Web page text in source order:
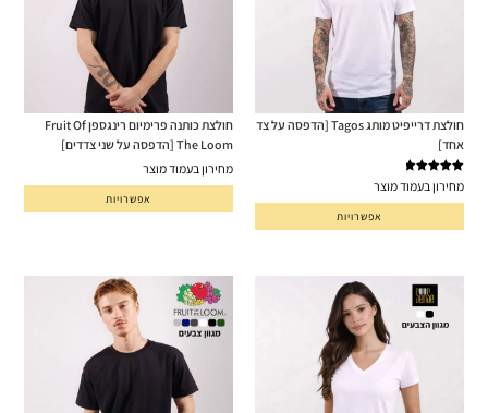
חולצת דרייפיט מותג Tagos [הדפסה על צד
אחד]
דורג5.00
מחירון בעמוד מוצר
אפשרויות
חולצת כותנה פרימיום רינגספן Fruit Of
The Loom [הדפסה על שני צדדים]
מחירון בעמוד מוצר
אפשרויות